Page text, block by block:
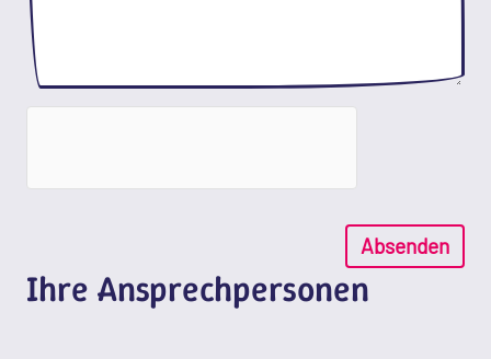
Absenden
Ihre Ansprechpersonen